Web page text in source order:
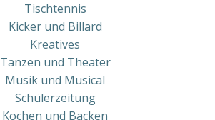
Tischtennis
Kicker und Billard
Kreatives
Tanzen und Theater
Musik und Musical
Schülerzeitung
Kochen und Backen